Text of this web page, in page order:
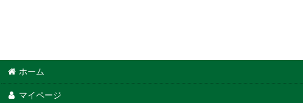
ホーム
マイページ